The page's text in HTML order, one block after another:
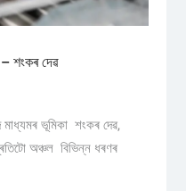
– শংকৰ দেৱ
ভূমিকা শংকৰ দেৱ,
অঞ্চল বিভিন্ন ধৰণৰ